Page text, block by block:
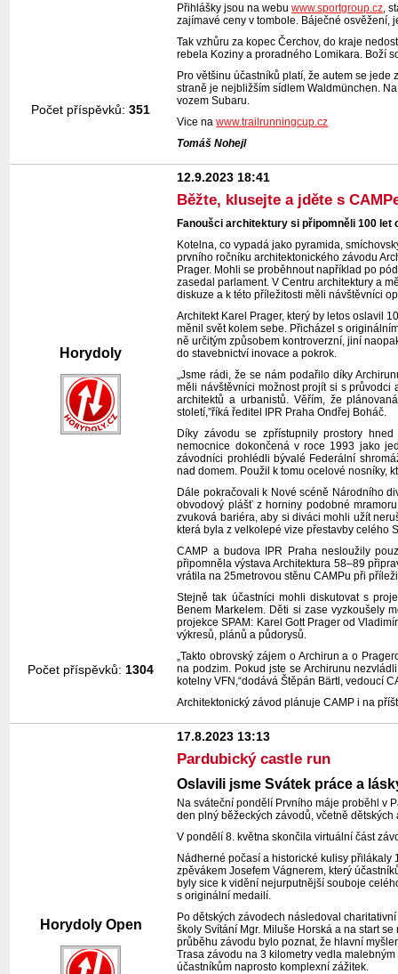
Přihlášky jsou na webuwww.sportgroup.cz,
zajímavé ceny v tombole. Báječné
Tak vzhůru za kopec Čerchov, do kraje
rebela Koziny a proradného Lomikara. Boží
Pro většinu účastníků platí, že autem se
straně je nejbližším sídlem Waldmünchen.
vozem Subaru.
Vice nawww.trailrunningcup.cz
Tomáš Nohejl
Počet příspěvků: 351
Horydoly
12.9.2023 18:41
Běžte, klusejte a jděte s
Fanoušci architektury si připomněli 100 let
Kotelna, co vypadá jako pyramida,
prvního ročníku architektonického závodu
Prager. Mohli se proběhnout například po
zasedal parlament. V Centru architektury a
diskuze a k této příležitosti měli návštěvníci
Architekt Karel Prager, který by letos oslavil
měnil svět kolem sebe. Přicházel s
ně určitým způsobem kontroverzní, jiní
do stavebnictví inovace a pokrok.
„Jsme rádi, že se nám podařilo díky
měli návštěvníci možnost projít si s
architektů a urbanistů. Věřím, že
století,”říká ředitel IPR Praha Ondřej Boháč.
Díky závodu se zpřístupnily prostory
nemocnice dokončená v roce 1993 jako
závodníci prohlédli bývalé Federální
nad domem. Použil k tomu ocelové nosníky,
Dále pokračovali k Nové scéně Národního
obvodový plášť z horniny podobné
zvuková bariéra, aby si diváci mohli užít
která byla z velkolepé vize přestavby celého
CAMP a budova IPR Praha nesloužily
připomněla výstava Architektura 58–89
vrátila na 25metrovou stěnu CAMPu při
Stejně tak účastníci mohli diskutovat s
Benem Markelem. Děti si zase vyzkoušely
projekce SPAM: Karel Gott Prager od
výkresů, plánů a půdorysů.
„Takto obrovský zájem o Archirun a o
na podzim. Pokud jste se Archirunu
kotelny VFN,“dodává Štěpán Bärtl, vedoucí
Architektonický závod plánuje CAMP i na
Počet příspěvků: 1304
Horydoly Open
17.8.2023 13:13
Pardubický castle run
Oslavili jsme Svátek práce a
Na sváteční pondělí Prvního máje proběhl v
den plný běžeckých závodů, včetně dětských
V pondělí 8. května skončila virtuální část
Nádherné počasí a historické kulisy přilákaly
zpěvákem Josefem Vágnerem, který
byly sice k vidění nejurputnější souboje
s originální medailí.
Po dětských závodech následoval
školy Svítání Mgr. Miluše Horská a na start
průběhu závodu bylo poznat, že hlavní
Trasa závodu na 3 kilometry vedla
účastníkům naprosto komplexní zážitek.